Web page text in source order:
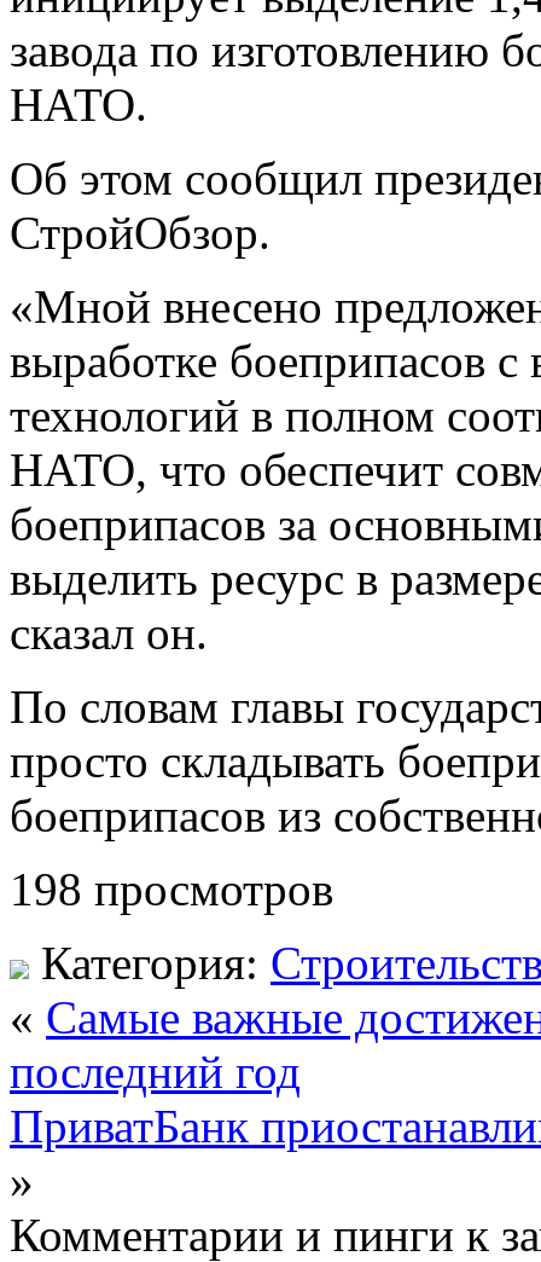
завода по изготовлению
НАТО.
Об этом сообщил
СтройОбзор.
«Мной внесено
выработке боеприпасов
технологий в полном
НАТО, что обеспечит
боеприпасов за
выделить ресурс в
сказал он.
По словам главы
просто складывать
боеприпасов из
198 просмотров
Категория:
« Самые важные
последний год
ПриватБанк
»
Комментарии и пинги к